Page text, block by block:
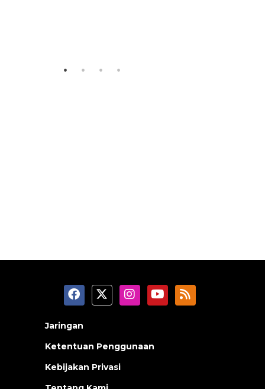
Jaringan
Ketentuan Penggunaan
Kebijakan Privasi